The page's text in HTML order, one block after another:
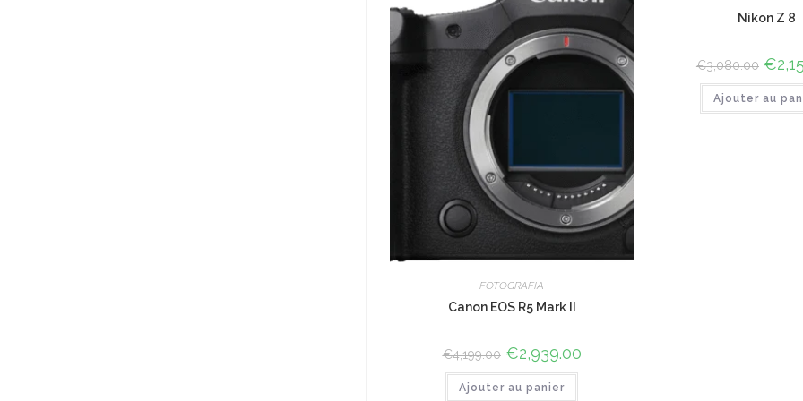
FOTOGRAFIA
Canon EOS R5 Mark II
€4,199.00 Le
prix
initial
était :
€2,939.00Le
Ajouter au panier
Nikon Z 8
€3,080.00 Le
prix
initial
était :
€
Ajouter au